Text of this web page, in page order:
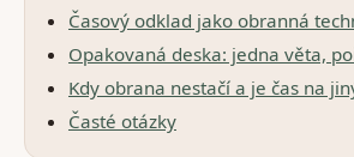
Časový odklad jako obranná
Opakovaná deska: jedna věta,
Kdy obrana nestačí a je čas na
Časté otázky